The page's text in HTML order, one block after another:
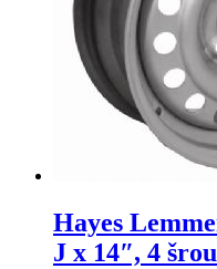
Hayes
J x 14″, 4